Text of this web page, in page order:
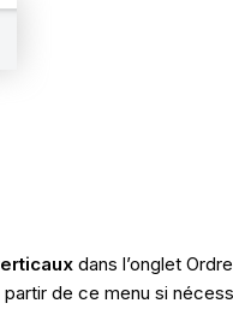
dans l’onglet
de ce menu si